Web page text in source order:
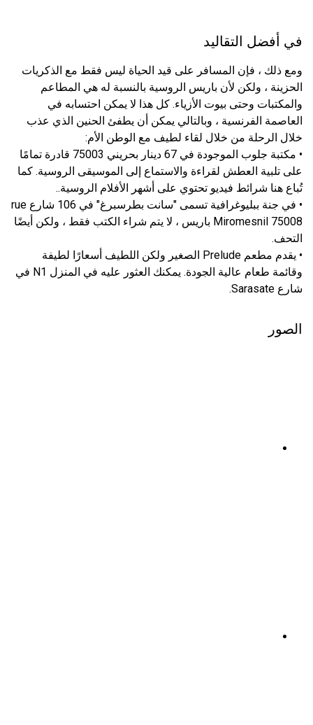
في أفضل التقاليد
ومع ذلك ، فإن المسافر على قيد الحياة ليس فقط مع الذكريات
الحزينة ، ولكن لأن باريس الروسية بالنسبة له هي المطاعم
والمكتبات وحتى بيوت الأزياء. كل هذا لا يمكن احتسابه في
العاصمة الفرنسية ، وبالتالي يمكن أن يطفئ الحنين الذي عذب
خلال الرحلة من خلال لقاء لطيف مع الوطن الأم:
• مكتبة جلوب الموجودة في 67 دينار بحريني 75003 قادرة تمامًا
على تلبية العطش لقراءة والاستماع إلى الموسيقى الروسية. كما
تُباع هنا شرائط فيديو تحتوي على أشهر الأفلام الروسية..
• في جنة ببليوغرافية تسمى "سانت بطرسبرغ" في 106 شارع rue
Miromesnil 75008 باريس ، لا يتم شراء الكتب فقط ، ولكن أيضًا
التحف.
• يقدم مطعم Prelude الصغير ولكن اللطيف أسعارًا لطيفة
وقائمة طعام عالية الجودة. يمكنك العثور عليه في المنزل N1 في
شارع Sarasate.
الصور